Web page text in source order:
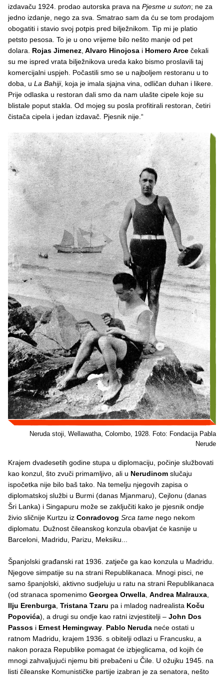
izdavaču 1924. prodao autorska prava na Pjesme u suton; ne za
jedno izdanje, nego za sva. Smatrao sam da ću se tom prodajom
obogatiti i stavio svoj potpis pred bilježnikom. Tip mi je platio
petsto pesosa. To je u ono vrijeme bilo nešto manje od pet
dolara. Rojas Jimenez Alvaro Hinojosa i Homero Arce čekali
su me ispred vrata bilježnikova ureda kako bismo proslavili taj
komercijalni uspjeh. Počastili smo se u najboljem restoranu u to
doba, u La Bahiji, koja je imala sjajna vina, odličan duhan i likere.
Prije odlaska u restoran dali smo da nam ulašte cipele koje su
blistale poput stakla. Od mojeg su posla profitirali restoran, četiri
čistača cipela i jedan izdavač. Pjesnik nije.“
Neruda stoji, Wellawatha, Colombo, 1928. Foto: Fondacija Pabla
Nerude
Krajem dvadesetih godine stupa u diplomaciju, počinje službovati
kao konzul, što zvuči primamljivo, ali u Nerudinom slučaju
ispočetka nije bilo baš tako. Na temelju njegovih zapisa o
diplomatskoj službi u Burmi (danas Mjanmaru), Cejlonu (danas
Šri Lanka) i Singapuru može se zaključiti kako je pjesnik ondje
živio sličnije Kurtzu iz Conradovog Srca tame nego nekom
diplomatu. Dužnost čileanskog konzula obavljat će kasnije u
Barceloni, Madridu, Parizu, Meksiku...
Španjolski građanski rat 1936. zatječe ga kao konzula u Madridu.
Njegove simpatije su na strani Republikanaca. Mnogi pisci, ne
samo španjolski, aktivno sudjeluju u ratu na strani Republikanaca
(od stranaca spomenimo Georgea Orwella Andrea Malrauxa
Ilju Erenburga Tristana Tzaru pa i mladog nadrealista Koču
Popovića), a drugi su ondje kao ratni izvjestitelji – John Dos
Passos i Ernest Hemingway Pablo Neruda neće ostati u
ratnom Madridu, krajem 1936. s obitelji odlazi u Francusku, a
nakon poraza Republike pomagat će izbjeglicama, od kojih će
mnogi zahvaljujući njemu biti prebačeni u Čile. U ožujku 1945. na
listi čileanske Komunističke partije izabran je za senatora, nešto